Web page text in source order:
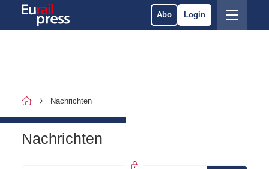
Abo Login
Nachrichten
Nachrichten